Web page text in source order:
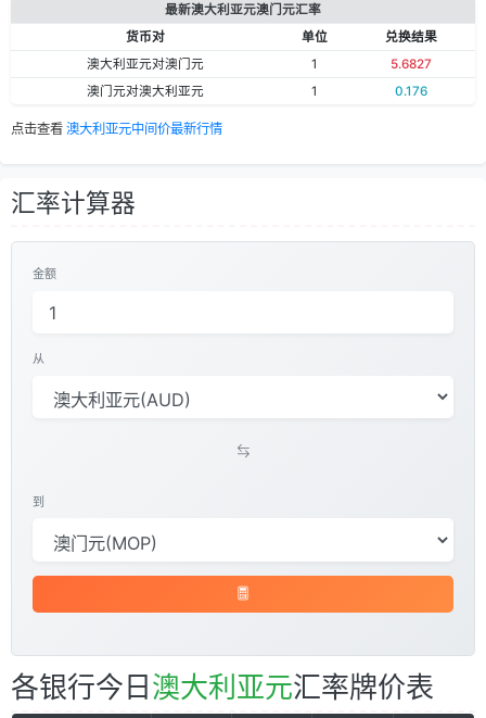
最新澳大利亚元澳门元汇率
货币对
单位
兑换结果
澳大利亚元对澳门元
1
5.6827
澳门元对澳大利亚元
1 0.176
点击查看 澳大利亚元中间价最新行情
汇率计算器
金额
从
到
各银行今日 澳大利亚元汇率牌价表